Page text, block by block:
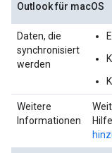
Outlook für macOS
Daten, die
synchronisiert
werden
Weitere
Informationen